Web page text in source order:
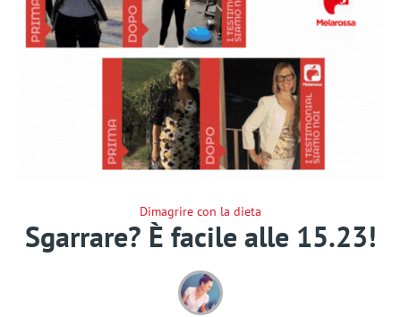
Dimagrire con la dieta
Sgarrare? È facile alle 15.23!